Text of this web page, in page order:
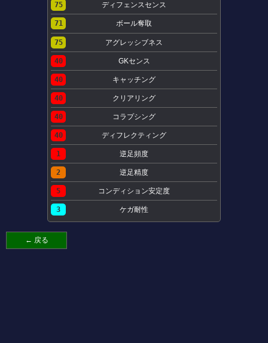
75 ディフェンスセンス
71 ボール奪取
75 アグレッシブネス
40 GKセンス
40 キャッチング
40 クリアリング
40 コラプシング
40 ディフレクティング
1 逆足頻度
2 逆足精度
5 コンディション安定度
3 ケガ耐性
← 戻る